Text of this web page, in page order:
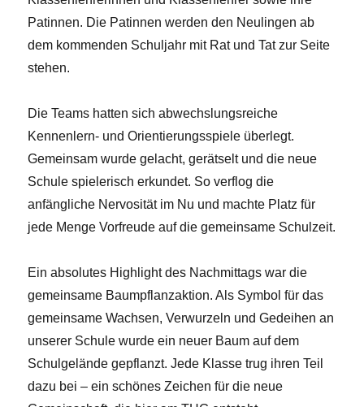
Patinnen. Die Patinnen werden den Neulingen ab
dem kommenden Schuljahr mit Rat und Tat zur Seite
stehen.
Die Teams hatten sich abwechslungsreiche
Kennenlern- und Orientierungsspiele überlegt.
Gemeinsam wurde gelacht, gerätselt und die neue
Schule spielerisch erkundet. So verflog die
anfängliche Nervosität im Nu und machte Platz für
jede Menge Vorfreude auf die gemeinsame Schulzeit.
Ein absolutes Highlight des Nachmittags war die
gemeinsame Baumpflanzaktion. Als Symbol für das
gemeinsame Wachsen, Verwurzeln und Gedeihen an
unserer Schule wurde ein neuer Baum auf dem
Schulgelände gepflanzt. Jede Klasse trug ihren Teil
dazu bei – ein schönes Zeichen für die neue